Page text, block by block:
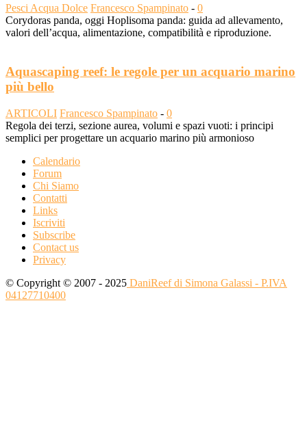
Pesci Acqua Dolce Francesco Spampinato - 0
Corydoras panda, oggi Hoplisoma panda: guida ad allevamento,
valori dell’acqua, alimentazione, compatibilità e riproduzione.
Aquascaping reef: le regole per un acquario marino
più bello
ARTICOLI Francesco Spampinato - 0
Regola dei terzi, sezione aurea, volumi e spazi vuoti: i principi
semplici per progettare un acquario marino più armonioso
Calendario
Forum
Chi Siamo
Contatti
Links
Iscriviti
Subscribe
Contact us
Privacy
© Copyright © 2007 - 2025 DaniReef di Simona Galassi - P.IVA
04127710400